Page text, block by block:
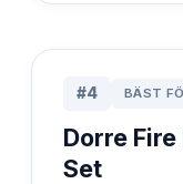
#4 BÄST
Dorre
Set